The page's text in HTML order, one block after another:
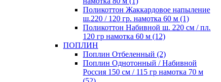
Поликоттон Жаккардовое напыление
ш.220 / 120 гр. намотка 60 м (1)
Поликоттон Набивной ш. 220 см / пл.
120 гр намотка 60 м (12)
ПОПЛИН
Поплин Отбеленный (2)
Поплин Однотонный / Набивной
Россия 150 см / 115 гр намотка 70 м